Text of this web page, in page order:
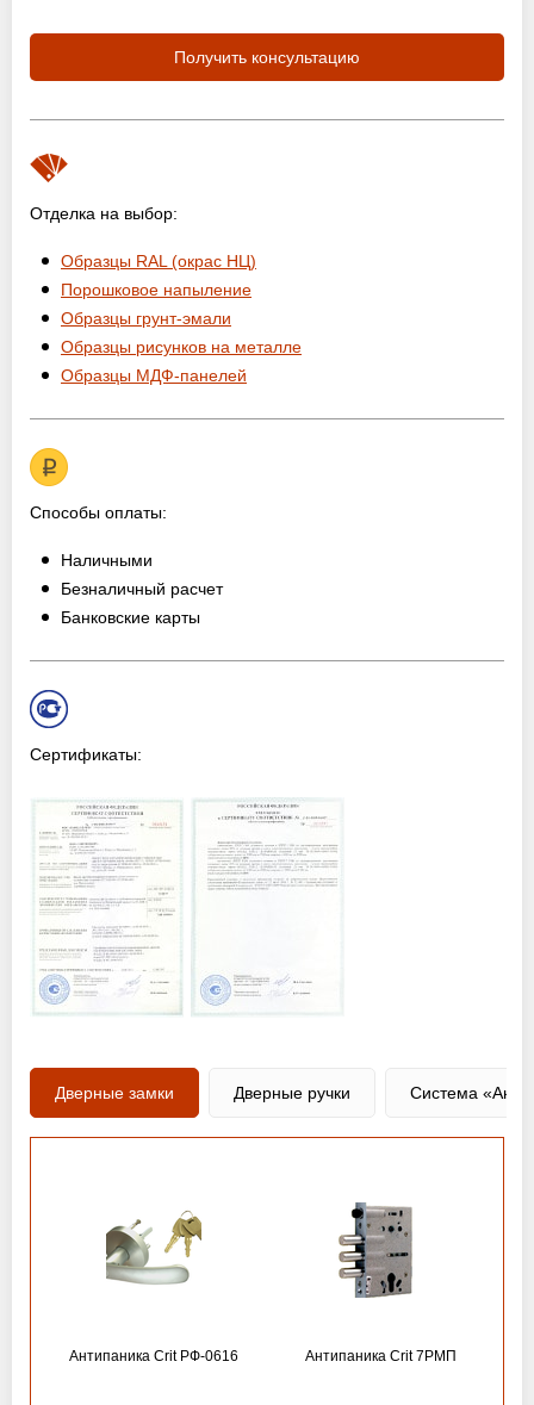
Получить консультацию
Отделка на выбор:
Образцы RAL (окрас НЦ)
Порошковое напыление
Образцы грунт-эмали
Образцы рисунков на металле
Образцы МДФ-панелей
Способы оплаты:
Наличными
Безналичный расчет
Банковские карты
Сертификаты:
Дверные замки Дверные ручки Система
Антипаника Crit РФ-0616 Антипаника Crit 7РМП